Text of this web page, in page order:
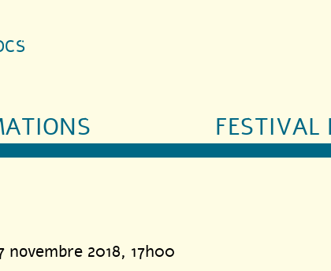
FESTIVAL
novembre 2018, 17h00